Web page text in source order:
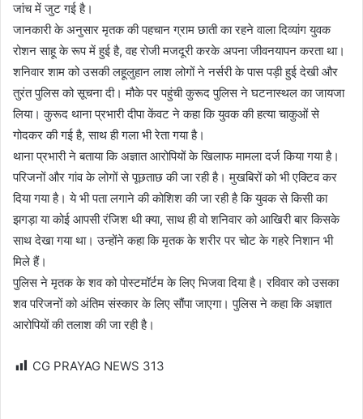
जांच में जुट गई है।
जानकारी के अनुसार मृतक की पहचान ग्राम छाती का रहने वाला दिव्यांग युवक
रोशन साहू के रूप में हुई है, वह रोजी मजदूरी करके अपना जीवनयापन करता था।
शनिवार शाम को उसकी लहूलुहान लाश लोगों ने नर्सरी के पास पड़ी हुई देखी और
तुरंत पुलिस को सूचना दी। मौके पर पहुंची कुरूद पुलिस ने घटनास्थल का जायजा
लिया। कुरूद थाना प्रभारी दीपा केंवट ने कहा कि युवक की हत्या चाकुओं से
गोदकर की गई है, साथ ही गला भी रेता गया है।
थाना प्रभारी ने बताया कि अज्ञात आरोपियों के खिलाफ मामला दर्ज किया गया है।
परिजनों और गांव के लोगों से पूछताछ की जा रही है। मुखबिरों को भी एक्टिव कर
दिया गया है। ये भी पता लगाने की कोशिश की जा रही है कि युवक से किसी का
झगड़ा या कोई आपसी रंजिश थी क्या, साथ ही वो शनिवार को आखिरी बार किसके
साथ देखा गया था। उन्होंने कहा कि मृतक के शरीर पर चोट के गहरे निशान भी
मिले हैं।
पुलिस ने मृतक के शव को पोस्टमॉर्टम के लिए भिजवा दिया है। रविवार को उसका
शव परिजनों को अंतिम संस्कार के लिए सौंपा जाएगा। पुलिस ने कहा कि अज्ञात
आरोपियों की तलाश की जा रही है।
CG PRAYAG NEWS 313